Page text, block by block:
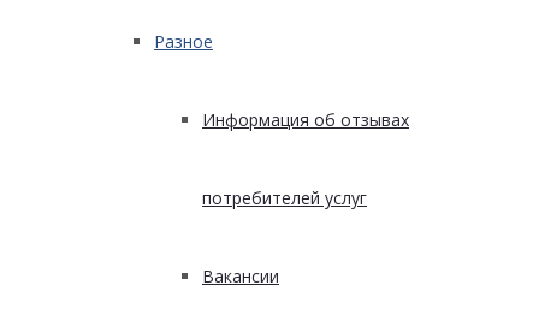
Разное
Информация об отзывах
потребителей услуг
Вакансии